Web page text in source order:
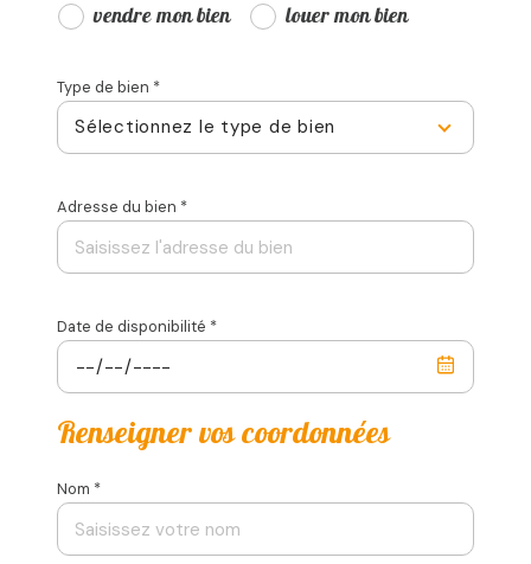
vendre mon bien louer mon bien
Type de bien *
Sélectionnez le type de bien
Adresse du bien *
Date de disponibilité *
Renseigner vos coordonnées
Nom *